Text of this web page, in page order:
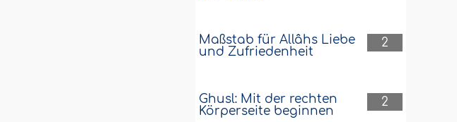
2
Maßstab für Allâhs Liebe
und Zufriedenheit
2
Ghusl: Mit der rechten
Körperseite beginnen